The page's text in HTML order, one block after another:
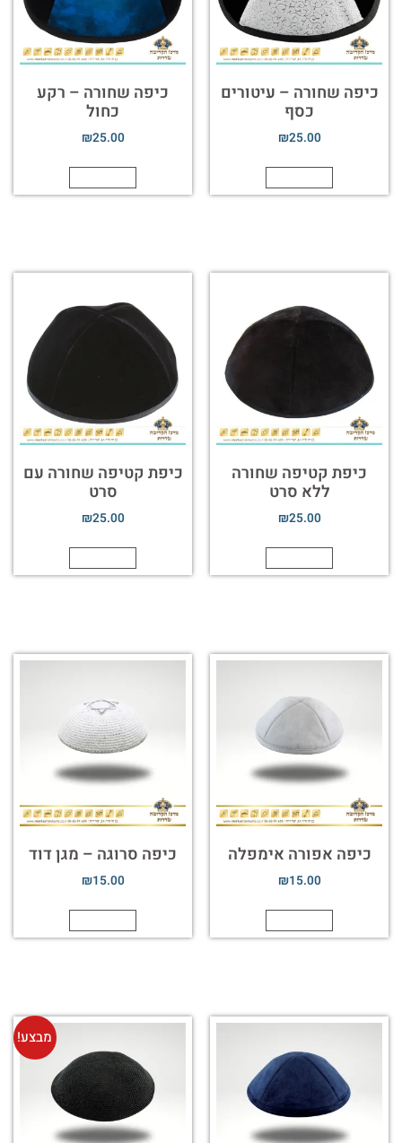
כיפה שחורה – עיטורים
כסף
₪25.00
כיפה שחורה – רקע
כחול
₪25.00
כיפת קטיפה שחורה
ללא סרט
₪25.00
כיפת קטיפה שחורה עם
סרט
₪25.00
כיפה אפורה אימפלה
₪15.00
כיפה סרוגה – מגן דוד
₪15.00
מבצע!